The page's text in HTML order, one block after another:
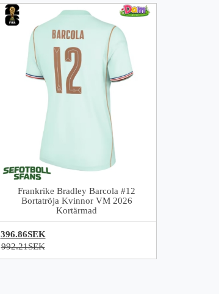
Frankrike Bradley Barcola #12
Bortatröja Kvinnor VM 2026
Kortärmad
396.86SEK
992.21SEK